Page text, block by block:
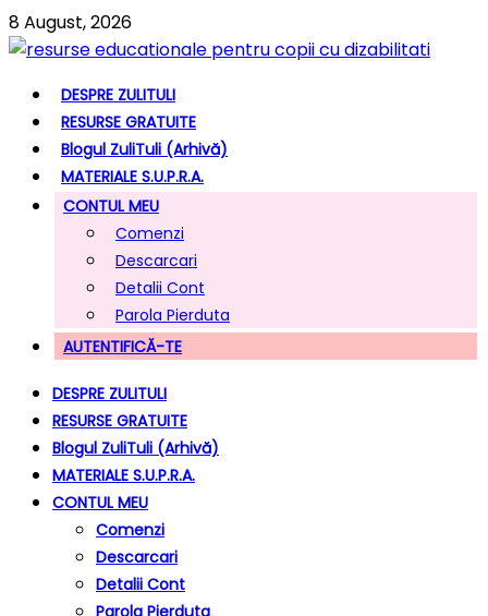
8 August, 2026
DESPRE ZULITULI
RESURSE GRATUITE
Blogul ZuliTuli (arhivă)
MATERIALE S.U.P.R.A.
CONTUL MEU
Comenzi
Descarcari
Detalii Cont
Parola Pierduta
AUTENTIFICĂ-TE
DESPRE ZULITULI
RESURSE GRATUITE
Blogul ZuliTuli (arhivă)
MATERIALE S.U.P.R.A.
CONTUL MEU
Comenzi
Descarcari
Detalii Cont
Parola Pierduta